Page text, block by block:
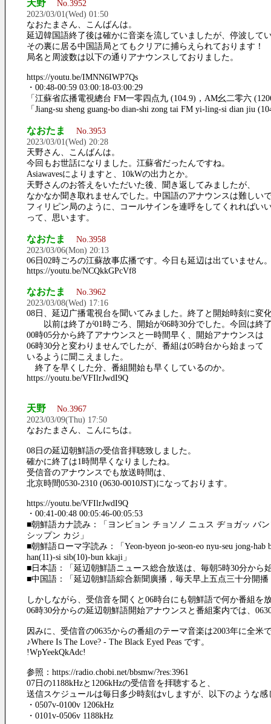
天野
No.3952
2023/03/01(Wed) 01:50
なおたまさん、こんばんは。
延辺韓国語終了後は確かに音楽を流していましたが、停波して
その裏に居る中国語局とてもクリアに捕らえられております！
局名と周波数は以下の通りアナウンスしておりました。
https://youtu.be/IMNN6IWP7Qs
・00:48-00:59 03:00:18-03:00:29
「江蘇省広播電視總台 FM一零四点九 (104.9)，AM幺二零六
「Jiang-su sheng guang-bo dian-shi zong tai FM yi-ling-si dian jiu
なおたま
No.3953
2023/03/01(Wed) 20:28
天野さん、こんばんは。
今回もお世話になりました。江蘇省だったんですね。
Asiawavesによりますと、10kWの出力とか。
天野さんのお答えをいただいた後、聞き返してみましたが、
なかなか聞き取れませんでした。中国語のアナウンスは難しい
フィリピン局のように、コールサインを連呼をしてくれればい
って、思います。
なおたま
No.3958
2023/03/06(Mon) 20:13
06日02時ごろの江蘇故事広播です。今日も延辺は出ていません
https://youtu.be/NCQkkGPcVf8
なおたま
No.3962
2023/03/08(Wed) 17:16
08日、延辺广播電視台を聞いてみました。終了と開始時刻に変
以前は終了が01時ごろ、開始が06時30分でした。今回は終
00時05分から終了アナウンスと一時間早く、開始アナウンスは
06時30分と変わりませんでしたが、番組は05時台から始まって
いるように聞こえました。
終了を早くした分、番組開始も早くしているのか。
https://youtu.be/VFIlrJwdI9Q
天野
No.3967
2023/03/09(Thu) 17:50
なおたまさん、こんにちは。
08日の延辺朝鮮語の受信音拝聴致しました。
確かに終了は1時間早くなりましたね。
受信音のアナウンスでも放送時間は、
北京時間0530-2310 (0630-0010JST)になっております。
https://youtu.be/VFIlrJwdI9Q
・00:41-00:48 00:05:46-00:05:53
■朝鮮語カナ読み：「ヨンビョン チョソノ ニュス ヂョガッ バ
シップン カジ」
■朝鮮語ローマ字読み：「Yeon-byeon jo-seon-eo nyu-seu jong-hab
han(11)-si sib(10)-bun kkaji」
■日本語：「延辺朝鮮語ニュース総合放送は、毎朝5時30分から
■中国語：「延辺朝鮮語綜合新聞廣播，毎天早上五点三十分開
しかしながら、受信音を聞くと06時台にも朝鮮語で何か番組を
06時30分からの延辺朝鮮語開始アナウンスと番組案内では、
因みに、受信音の0635からの番組のテーマ音楽は2003年に全米
♪Where Is The Love? - The Black Eyed Peas です。
!WpYeekQkAdc!
参照：https://radio.chobi.net/bbsmw/?res:3961
07日の1188kHzと1206kHzの受信音を拝聴すると、
送信スケジュールは毎日多少時刻はvしますが、以下のような感
・0507v-0100v 1206kHz
・0101v-0506v 1188kHz